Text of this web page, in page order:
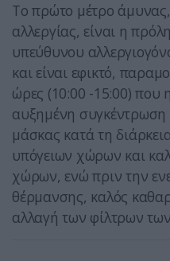
Το πρώτο μέτρο
αλλεργίας, είναι η
υπεύθυνου
και είναι εφικτό,
ώρες (10:00 -15:00) που
αυξημένη
μάσκας κατά τη
υπόγειων χώρων και
χώρων, ενώ πριν την
θέρμανσης, καλός
αλλαγή των φίλτρων των